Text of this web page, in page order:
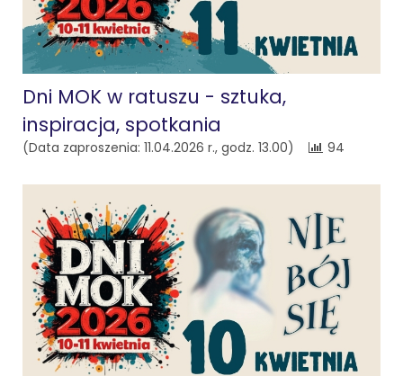
Dni MOK w ratuszu - sztuka,
inspiracja, spotkania
(Data zaproszenia: 11.04.2026 r., godz. 13.00) 94